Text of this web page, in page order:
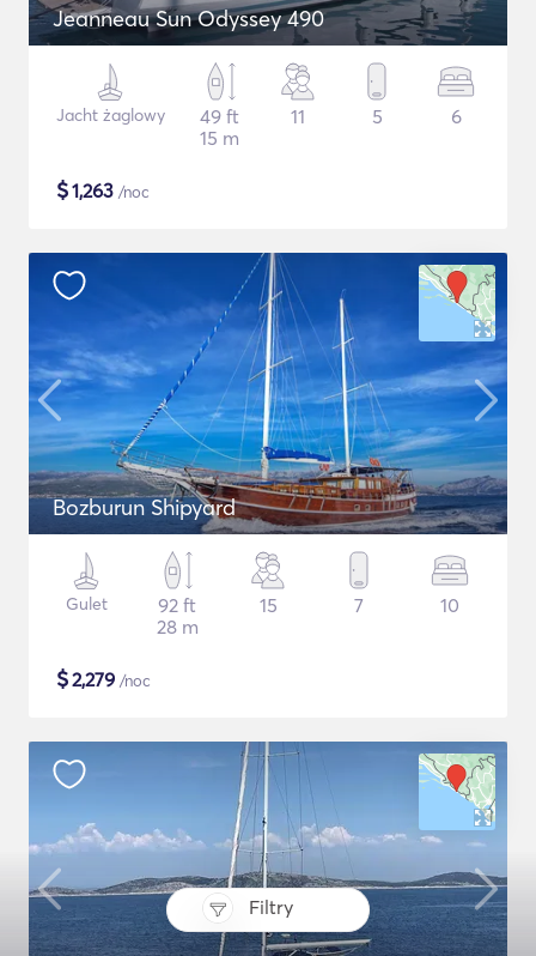
Filtry
Jeanneau Sun Odyssey 490
Jacht żaglowy
49 ft
15 m
11 5 6
$1,263 /noc
Bozburun Shipyard
Gulet
92 ft
28 m
15 7 10
$2,279 /noc